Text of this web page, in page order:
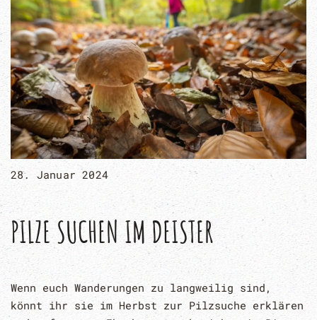
28. Januar 2024
PILZE SUCHEN IM DEISTER
Wenn euch Wanderungen zu langweilig sind,
könnt ihr sie im Herbst zur Pilzsuche erklären